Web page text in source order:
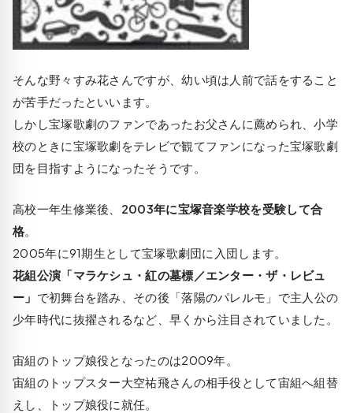
そんな野々すみ花さんですが、幼い頃は人前で話をすること
が苦手だったといいます。
しかし宝塚歌劇のファンであったお父さんに薦められ、小学
校のときに宝塚歌劇をテレビで観てファンになった宝塚歌劇
団を目指すようになったそうです。
高校一年生修業後、 2003年に宝塚音楽学校を受験して合
格。
2005年に91期生として宝塚歌劇団に入団します。
花組公演「マラケシュ・紅の墓標／エンター・ザ・レビュ
ー」 で初舞台を踏み、その後「落陽のパレルモ」で主人公の
少年時代に抜擢されるなど、早くから注目されていました。
宙組のトップ娘役となったのは2009年。
宙組のトップスター大空祐飛さんの相手役として宙組へ組替
えし、トップ娘役に就任。